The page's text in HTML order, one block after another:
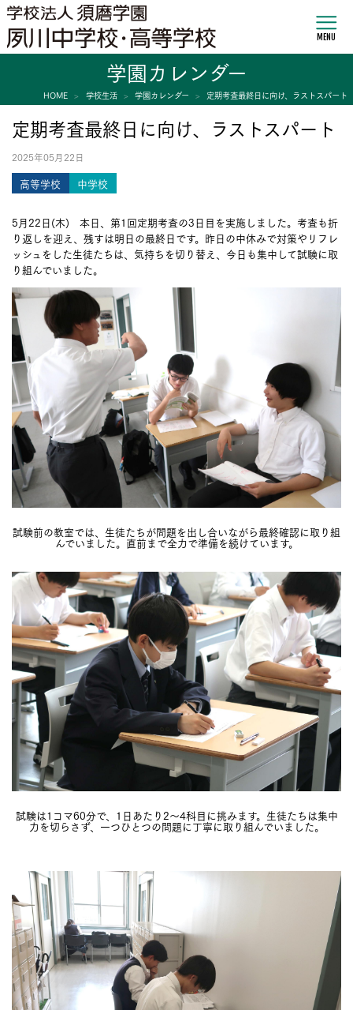
MENU
学園カレンダー
HOME 学校生活 学園カレンダー 定期考査最終日に向け、ラストスパート
定期考査最終日に向け、ラストスパート
2025年05月22日
高等学校 中学校
5月22日(木) 本日、第1回定期考査の3日目を実施しました。考査も折
り返しを迎え、残すは明日の最終日です。昨日の中休みで対策やリフレ
ッシュをした生徒たちは、気持ちを切り替え、今日も集中して試験に取
り組んでいました。
試験前の教室では、生徒たちが問題を出し合いながら最終確認に取り組
んでいました。直前まで全力で準備を続けています。
試験は1コマ60分で、1日あたり2〜4科目に挑みます。生徒たちは集中
力を切らさず、一つひとつの問題に丁寧に取り組んでいました。